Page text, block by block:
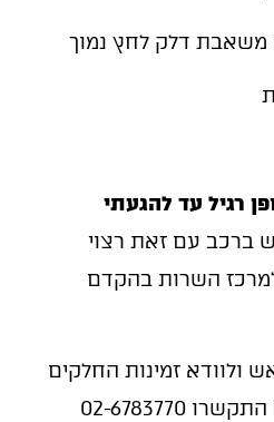
משאבת דלק לחץ נמוך
רגיל עד להגעתי
ברכב עם זאת רצוי
השרות בהקדם
ולוודא זמינות החלקים
02-6783770